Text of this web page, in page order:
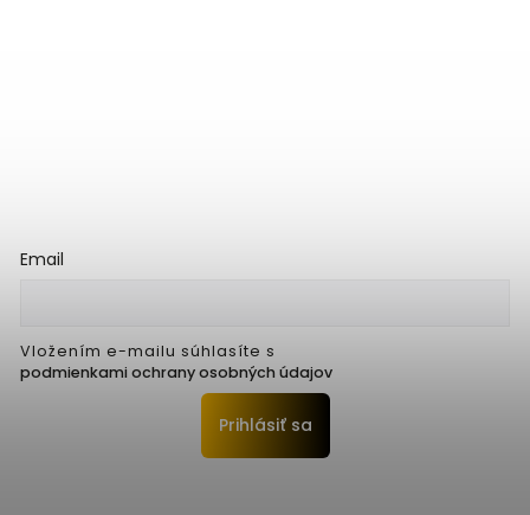
Email
Vložením e-mailu súhlasíte s
podmienkami ochrany osobných údajov
Prihlásiť sa